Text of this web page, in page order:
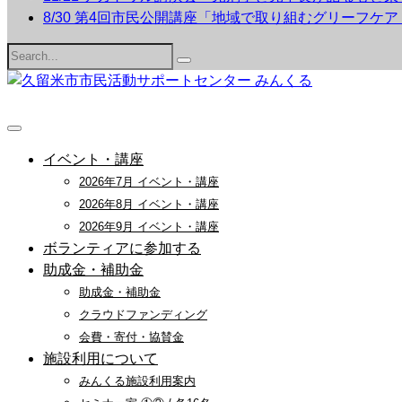
8/30 第4回市民公開講座「地域で取り組むグリーフケア
Search
for:
イベント・講座
2026年7月 イベント・講座
2026年8月 イベント・講座
2026年9月 イベント・講座
ボランティアに参加する
助成金・補助金
助成金・補助金
クラウドファンディング
会費・寄付・協賛金
施設利用について
みんくる施設利用案内